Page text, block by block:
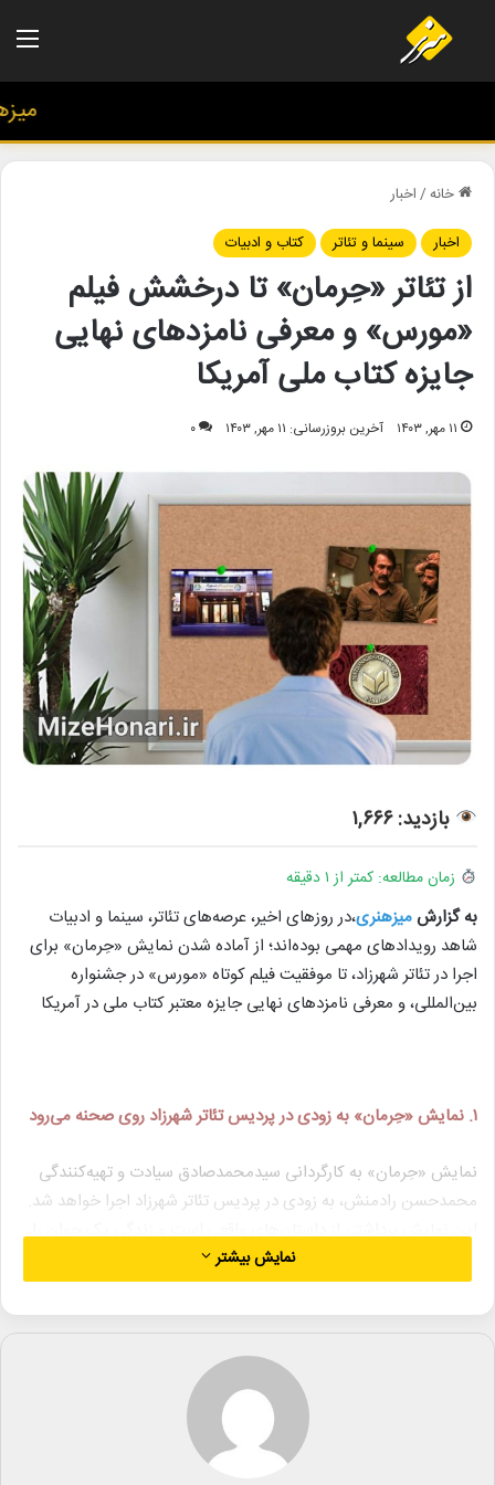
خانه/اخبار
اخبار
سینما و تئاتر کتاب و ادبیات
از تئاتر «حِرمان» تا درخشش فیلم
«مورس» و معرفی نامزدهای نهایی
جایزه کتاب ملی آمریکا
۱۱ مهر, ۱۴۰۳ آخرین بروزرسانی: ۱۱ مهر, ۱۴۰۳ ۰
بازدید: ۱,۶۶۶
زمان مطالعه: کمتر از ۱ دقیقه
به گزارش میزهنری،در روزهای اخیر، عرصه‌های تئاتر، سینما و ادبیات
شاهد رویدادهای مهمی بوده‌اند؛ از آماده شدن نمایش «حِرمان» برای
اجرا در تئاتر شهرزاد، تا موفقیت فیلم کوتاه «مورس» در جشنواره
بین‌المللی، و معرفی نامزدهای نهایی جایزه معتبر کتاب ملی در آمریکا
۱. نمایش «حِرمان» به زودی در پردیس تئاتر شهرزاد روی صحنه می‌رود
نمایش «حِرمان» به کارگردانی سیدمحمدصادق سیادت و تهیه‌کنندگی
محمدحسن رادمنش، به زودی در پردیس تئاتر شهرزاد اجرا خواهد شد.
این نمایش برداشتی از داستان‌های واقعی است و زندگی یک جوان را
به تصویر می‌کشد که در مسیر حوادثی مختلف تغییر می‌کند. کارگردان
اثر، صادق سیادت، پیش‌تر در حوزه تئاتر و فیلم‌های کوتاه فعالیت‌های
موفقی داشته است.
۲. جایزه بهترین فیلمبرداری جشنواره «دوازده شیر» برای فیلم کوتاه
نمایش بیشتر